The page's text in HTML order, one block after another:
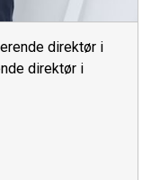
direktør i
direktør i